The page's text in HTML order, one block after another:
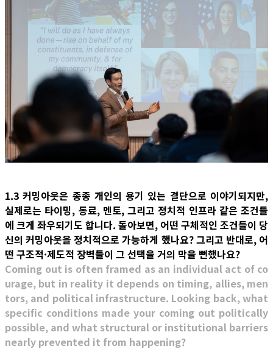
1.3 커밍아웃은 종종 개인의 용기 있는 결단으로 이야기되지만,
실제로는 타이밍, 동료, 멘토, 그리고 정치적 인프라 같은 조건들
에 크게 좌우되기도 합니다. 돌아보면, 어떤 구체적인 조건들이 당
신의 커밍아웃을 정치적으로 가능하게 했나요? 그리고 반대로, 어
떤 구조적·제도적 장벽들이 그 선택을 거의 막을 뻔했나요?
Coming out is often framed as an individual act of co
urage, but in reality it depends on timing, allies, men
tors, and political infrastructure. Looking back, what
specific conditions made your coming out politically
possible, and what structural or institutional barriers
nearly prevented it from happening?